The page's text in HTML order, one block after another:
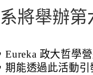
將舉辦第
政大哲學
期能透過此活動